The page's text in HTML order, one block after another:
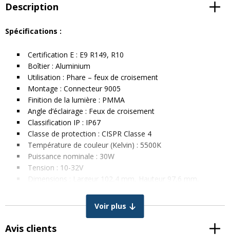
Description
Spécifications :
Certification E : E9 R149, R10
Boîtier : Aluminium
Utilisation : Phare – feux de croisement
Montage : Connecteur 9005
Finition de la lumière : PMMA
Angle d’éclairage : Feux de croisement
Classification IP : IP67
Classe de protection : CISPR Classe 4
Température de couleur (Kelvin) : 5500K
Puissance nominale : 30W
Tension : 10-32V
Dimensions : Largeur 102,4 mm, Hauteur 97,6 mm,
Espacement des boulons : 53 x 77,5 mm
Voir plus
Avis clients